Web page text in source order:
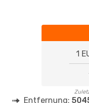
1
Entfernung: